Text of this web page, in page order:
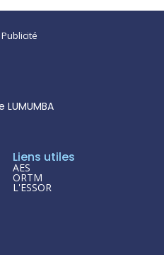
Liens utiles
AES
ORTM
L'ESSOR